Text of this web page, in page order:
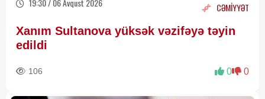
19:30 / 06 Avqust 2026 CƏMİYYƏT
Xanım Sultanova yüksək vəzifəyə təyin
edildi
106 0 0